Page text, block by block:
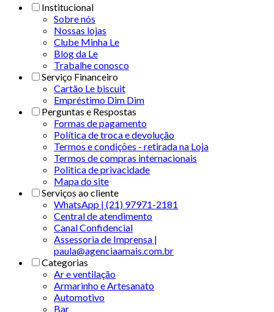
Institucional
Sobre nós
Nossas lojas
Clube Minha Le
Blog da Le
Trabalhe conosco
Serviço Financeiro
Cartão Le biscuit
Empréstimo Dim Dim
Perguntas e Respostas
Formas de pagamento
Política de troca e devolução
Termos e condições - retirada na Loja
Termos de compras internacionais
Politica de privacidade
Mapa do site
Serviços ao cliente
WhatsApp | (21) 97971-2181
Central de atendimento
Canal Confidencial
Assessoria de Imprensa |
paula@agenciaamais.com.br
Categorias
Ar e ventilação
Armarinho e Artesanato
Automotivo
Bar